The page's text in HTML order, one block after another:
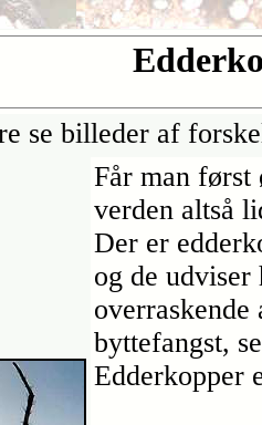
se billeder af
Får man først
verden altså
Der er
og de
byttefangst,
Edderkopper